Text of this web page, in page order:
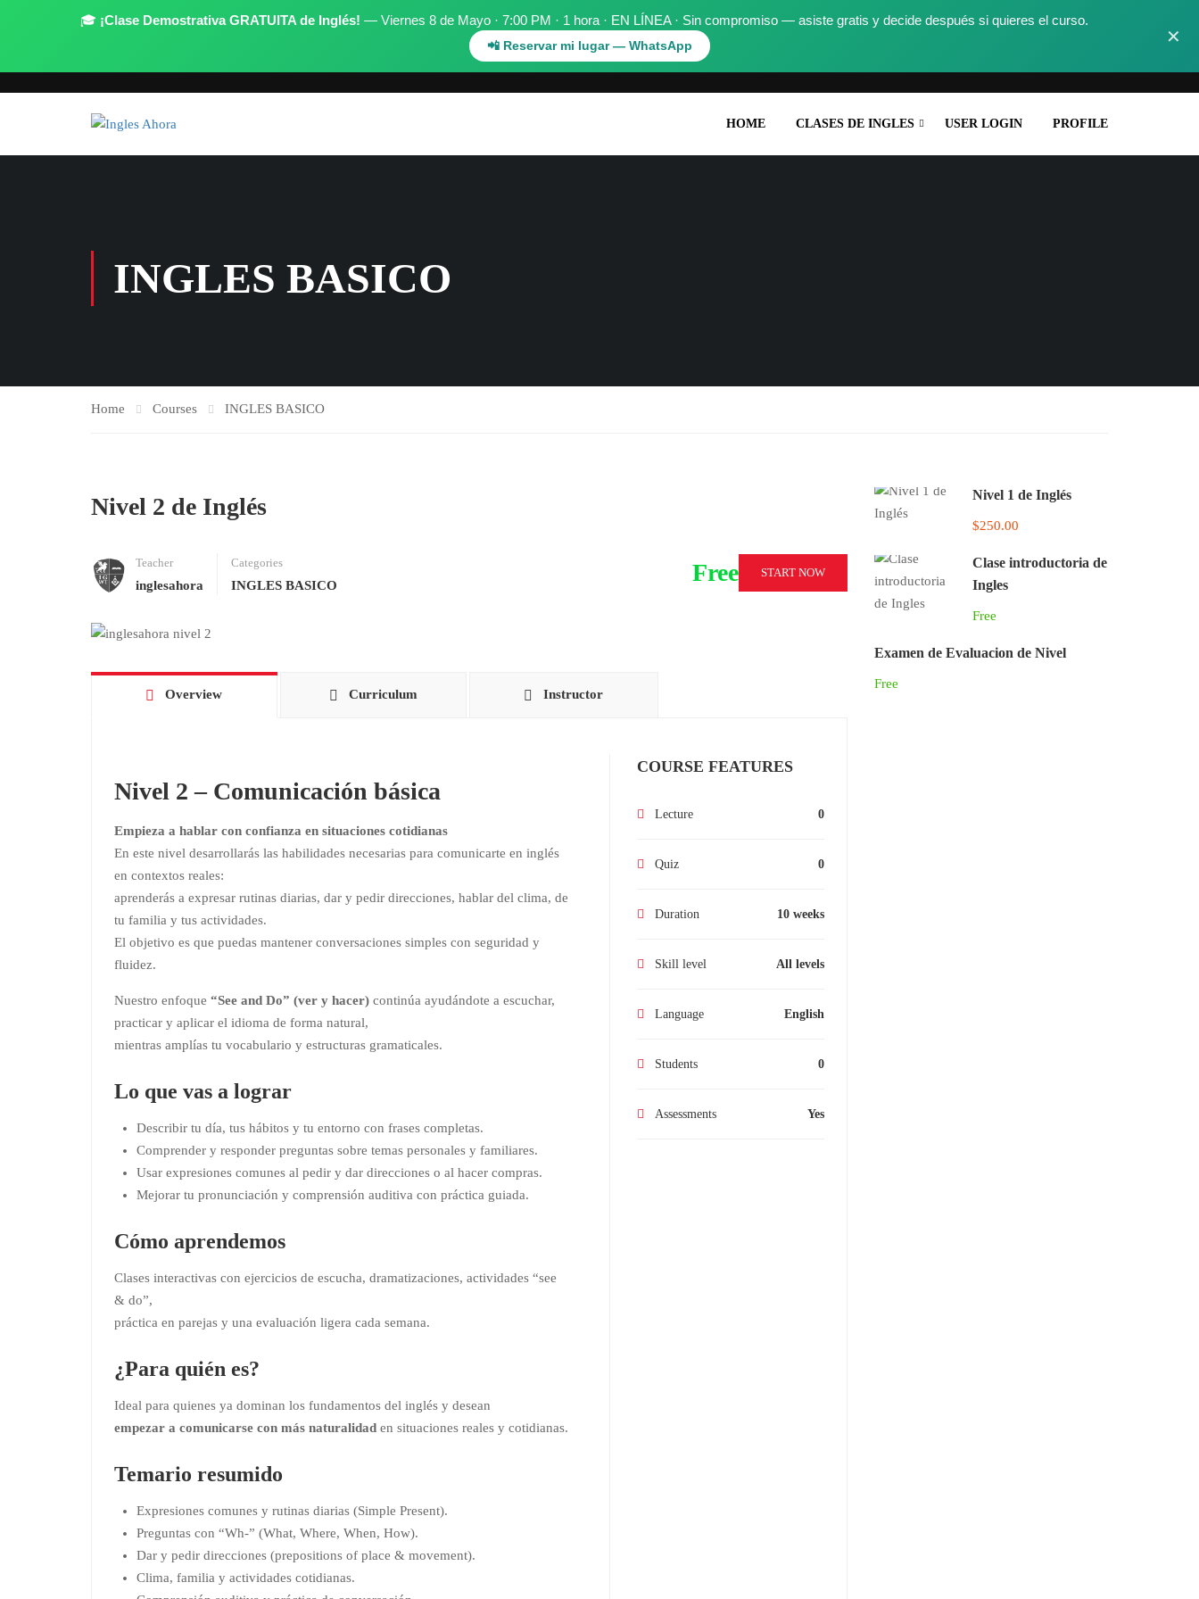
🎓 ¡Clase Demostrativa GRATUITA de Inglés! — Viernes 8 de Mayo · 7:00 PM · 1 hora · EN LÍNEA · Sin compromiso — asiste gratis y decide después si quieres el curso.
📲 Reservar mi lugar — WhatsApp ✕
RegisterLogin
HOME CLASES DE INGLES USER LOGIN PROFILE
INGLES BASICO
Home Courses INGLES BASICO
Nivel 2 de Inglés
Teacher
inglesahora
Categories
INGLES BASICO Free START NOW
Overview Curriculum Instructor
Nivel 2 – Comunicación básica
Empieza a hablar con confianza en situaciones cotidianas
En este nivel desarrollarás las habilidades necesarias para comunicarte en inglés
en contextos reales:
aprenderás a expresar rutinas diarias, dar y pedir direcciones, hablar del clima, de
tu familia y tus actividades.
El objetivo es que puedas mantener conversaciones simples con seguridad y
fluidez.
Nuestro enfoque “See and Do” (ver y hacer) continúa ayudándote a escuchar,
practicar y aplicar el idioma de forma natural,
mientras amplías tu vocabulario y estructuras gramaticales.
Lo que vas a lograr
Describir tu día, tus hábitos y tu entorno con frases completas.
Comprender y responder preguntas sobre temas personales y familiares.
Usar expresiones comunes al pedir y dar direcciones o al hacer compras.
Mejorar tu pronunciación y comprensión auditiva con práctica guiada.
Cómo aprendemos
Clases interactivas con ejercicios de escucha, dramatizaciones, actividades “see
& do”,
práctica en parejas y una evaluación ligera cada semana.
¿Para quién es?
Ideal para quienes ya dominan los fundamentos del inglés y desean
empezar a comunicarse con más naturalidad en situaciones reales y cotidianas.
Temario resumido
Expresiones comunes y rutinas diarias (Simple Present).
Preguntas con “Wh-” (What, Where, When, How).
Dar y pedir direcciones (prepositions of place & movement).
Clima, familia y actividades cotidianas.
COURSE FEATURES
Lecture 0
Quiz 0
Duration 10 weeks
Skill level All levels
Language English
Students 0
Assessments Yes
Nivel 1 de Inglés
$250.00
Clase introductoria de
Ingles
Free
Examen de Evaluacion de Nivel
Free